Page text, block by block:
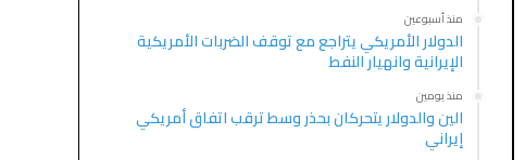
منذ أسبوعين
الدولار الأمريكي يتراجع مع توقف الضربات الأمريكية
الإيرانية وانهيار النفط
منذ يومين
الين والدولار يتحركان بحذر وسط ترقب اتفاق أمريكي
إيراني